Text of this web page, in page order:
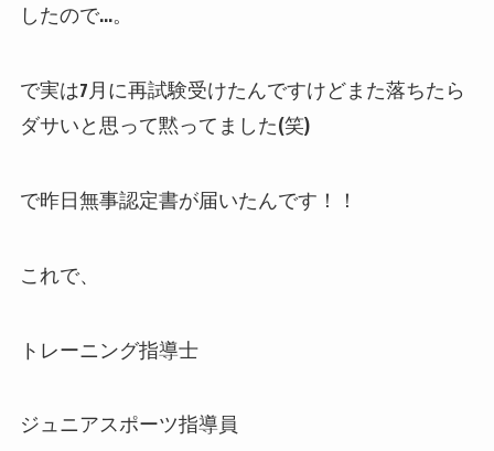
したので…。
で実は7月に再試験受けたんですけどまた落ちたら
ダサいと思って黙ってました(笑)
で昨日無事認定書が届いたんです！！
これで、
トレーニング指導士
ジュニアスポーツ指導員